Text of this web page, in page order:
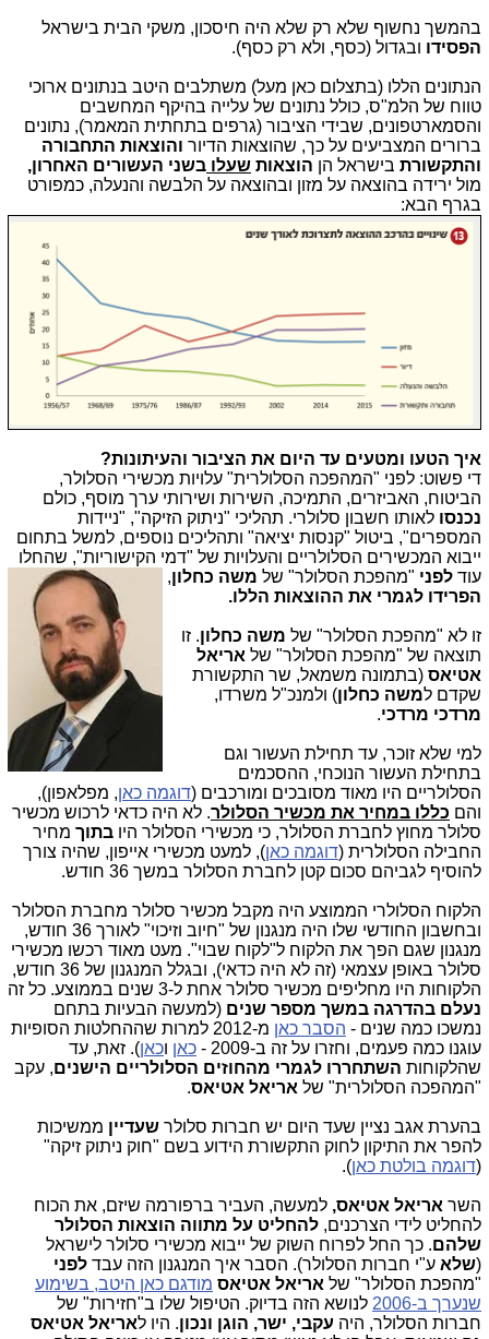
בהמשך נחשוף שלא רק שלא היה חיסכון, משקי הבית בישראל
הפסידו ובגדול (כסף, ולא רק כסף).
הנתונים הללו (בתצלום כאן מעל) משתלבים היטב בנתונים ארוכי
טווח של הלמ"ס, כולל נתונים של עלייה בהיקף המחשבים
והסמארטפונים, שבידי הציבור (גרפים בתחתית המאמר), נתונים
ברורים המצביעים על כך, שהוצאות הדיור והוצאות התחבורה
והתקשורת בישראל הן הוצאות שעלו בשני העשורים האחרון,
מול ירידה בהוצאה על מזון ובהוצאה על הלבשה והנעלה, כמפורט
בגרף הבא:
איך הטעו ומטעים עד היום את הציבור והעיתונות?
די פשוט: לפני "המהפכה הסלולרית" עלויות מכשירי הסלולר,
הביטוח, האביזרים, התמיכה, השירות ושירותי ערך מוסף, כולם
נכנסו לאותו חשבון סלולרי. תהליכי "ניתוק הזיקה", "ניידות
המספרים", ביטול "קנסות יציאה" ותהליכים נוספים, למשל בתחום
ייבוא המכשירים הסלולריים והעלויות של "דמי הקישוריות", שהחלו
עוד לפני "מהפכת הסלולר" של משה כחלון,
הפרידו לגמרי את ההוצאות הללו.
זו לא "מהפכת הסלולר" של משה כחלון. זו
תוצאה של "מהפכת הסלולר" של אריאל
אטיאס (בתמונה משמאל, שר התקשורת
שקדם למשה כחלון) ולמנכ"ל משרדו,
מרדכי מרדכי.
למי שלא זוכר, עד תחילת העשור וגם
בתחילת העשור הנוכחי, ההסכמים
הסלולריים היו מאוד מסובכים ומורכבים (דוגמה כאן, מפלאפון),
והם כללו במחיר את מכשיר הסלולר. לא היה כדאי לרכוש מכשיר
סלולר מחוץ לחברת הסלולר, כי מכשירי הסלולר היו בתוך מחיר
החבילה הסלולרית (דוגמה כאן), למעט מכשירי אייפון, שהיה צורך
להוסיף לגביהם סכום קטן לחברת הסלולר במשך 36 חודש.
הלקוח הסלולרי הממוצע היה מקבל מכשיר סלולר מחברת הסלולר
ובחשבון החודשי שלו היה מנגנון של "חיוב וזיכוי" לאורך 36 חודש,
מנגנון שגם הפך את הלקוח ל"לקוח שבוי". מעט מאוד רכשו מכשירי
סלולר באופן עצמאי (זה לא היה כדאי), ובגלל המנגנון של 36 חודש,
הלקוחות היו מחליפים מכשיר סלולר אחת ל-3 שנים בממוצע. כל זה
נעלם בהדרגה במשך מספר שנים (למעשה הבעיות בתחם
נמשכו כמה שנים - הסבר כאן
מ-2012 למרות שההחלטות הסופיות
עוגנו כמה פעמים, וחזרו על זה ב-2009 -
כאן וכאן). זאת, עד
שהלקוחות השתחררו לגמרי מהחוזים הסלולריים הישנים, עקב
"המהפכה הסלולרית" של אריאל אטיאס.
בהערת אגב נציין שעד היום יש חברות סלולר שעדיין ממשיכות
להפר את התיקון לחוק התקשורת הידוע בשם "חוק ניתוק זיקה"
(דוגמה בולטת כאן).
השר אריאל אטיאס, למעשה, העביר ברפורמה שיזם, את הכוח
להחליט לידי הצרכנים, להחליט על מתווה הוצאות הסלולר
שלהם. כך החל לפרוח השוק של ייבוא מכשירי סלולר לישראל
(שלא ע"י חברות הסלולר). הסבר איך המנגנון הזה עבד לפני
"מהפכת הסלולר" של אריאל אטיאס מודגם כאן היטב, בשימוע
שנערך ב-2006
לנושא הזה בדיוק. הטיפול שלו ב"חזירות" של
חברות הסלולר, היה עקבי, ישר, הוגן ונכון. היו לאריאל אטיאס